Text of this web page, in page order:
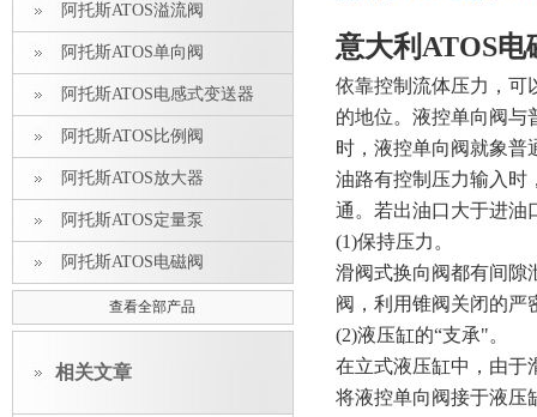
阿托斯ATOS溢流阀
阿托斯ATOS单向阀
阿托斯ATOS电感式变送器
阿托斯ATOS比例阀
阿托斯ATOS放大器
阿托斯ATOS定量泵
阿托斯ATOS电磁阀
查看全部产品
相关文章
意大利ATOS
依靠控制流体压力，可
的地位。液控单向阀与
时，液控单向阀就象普
油路有控制压力输入时
通。若出油口大于进油
(1)保持压力。
滑阀式换向阀都有间隙
阀，利用锥阀关闭的严
(2)液压缸的“支承"。
在立式液压缸中，由于
将液控单向阀接于液压